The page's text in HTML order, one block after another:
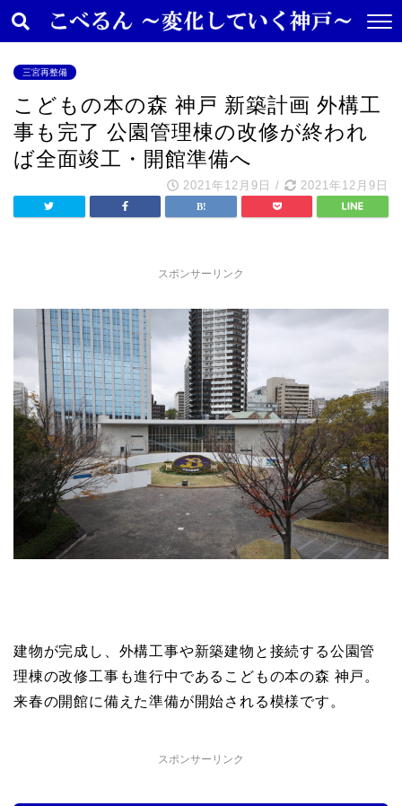
三宮再整備
こどもの本の森 神戸 新築計画 外構工
事も完了 公園管理棟の改修が終われ
ば全面竣工・開館準備へ
2021年12月9日 / 2021年12月9日
スポンサーリンク
建物が完成し、外構工事や新築建物と接続する公園管
理棟の改修工事も進行中であるこどもの本の森 神戸。
来春の開館に備えた準備が開始される模様です。
スポンサーリンク